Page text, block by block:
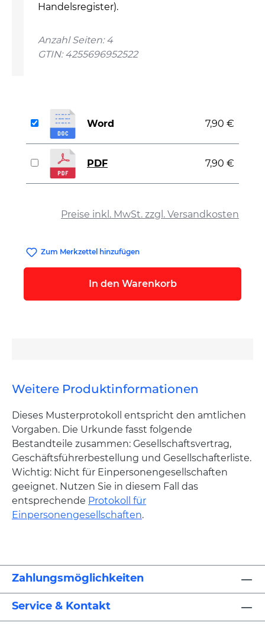
Handelsregister).
Anzahl Seiten: 4
GTIN: 4255696952522
Preise inkl. MwSt. zzgl. Versandkosten
Word 7,90 €
PDF 7,90 €
Zum Merkzettel hinzufügen
In den Warenkorb
Weitere Produktinformationen
Dieses Musterprotokoll entspricht den amtlichen
Vorgaben. Die Urkunde fasst folgende
Bestandteile zusammen: Gesellschaftsvertrag,
Geschäftsführerbestellung und Gesellschafterliste.
Wichtig: Nicht für Einpersonengesellschaften
geeignet. Nutzen Sie in diesem Fall das
entsprechende Protokoll für
Einpersonengesellschaften.
Zahlungsmöglichkeiten
Service & Kontakt